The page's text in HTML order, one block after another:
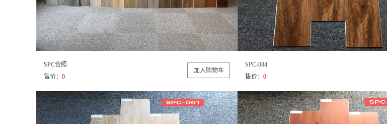
SPC合照
售价： 0
SPC-084
售价： 0